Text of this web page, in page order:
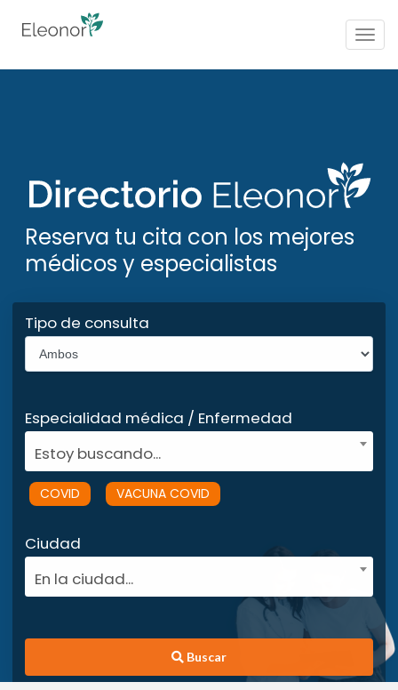
Reserva tu cita con los mejores
médicos y especialistas
Tipo de consulta
Especialidad médica / Enfermedad
Estoy buscando...
COVID VACUNA COVID
Ciudad
En la ciudad...
Buscar